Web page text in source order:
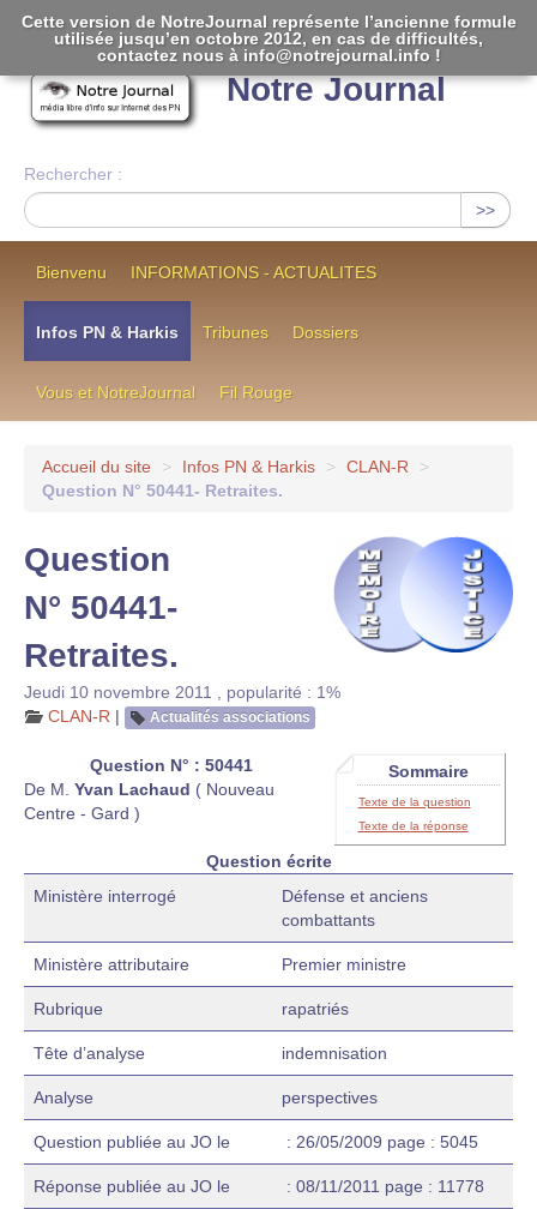
Notre Journal
Rechercher :
>>
Bienvenu INFORMATIONS - ACTUALITES
Infos PN & Harkis Tribunes Dossiers
Vous et NotreJournal Fil Rouge
Accueil du site > Infos PN & Harkis > CLAN-R
>
Question N° 50441- Retraites.
Question
N° 50441-
Retraites.
Jeudi 10 novembre 2011
popularité : 1%
CLAN-R | Actualités associations
Sommaire
Texte de la question
Texte de la réponse
Question N° : 50441
De M. Yvan Lachaud ( Nouveau
Centre - Gard )
Question écrite
Ministère interrogé
Défense et anciens
combattants
Ministère attributaire Premier ministre
Rubrique rapatriés
Tête d’analyse indemnisation
Analyse perspectives
Question publiée au JO le : 26/05/2009 page : 5045
Réponse publiée au JO le : 08/11/2011 page : 11778
Cette version de NotreJournal représente l’ancienne formule
utilisée jusqu’en octobre 2012, en cas de difficultés,
contactez nous à info@notrejournal.info !